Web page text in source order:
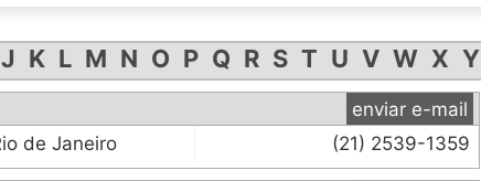
J K L M N O P Q R S T U V W X Y
enviar e-mail
de Janeiro
(21) 2539-1359